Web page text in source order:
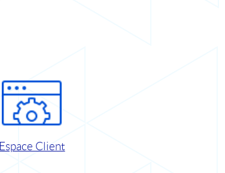
Espace Client